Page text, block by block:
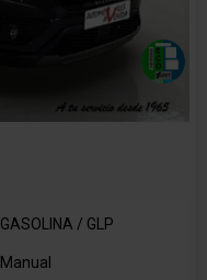
GASOLINA / GLP
Manual